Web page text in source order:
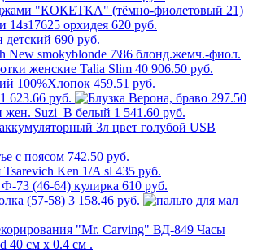
620 руб.
690 руб.
906.50 руб.
459.51 руб.
1 623.66 руб.
297.50
1 541.60 руб.
742.50 руб.
435 руб.
610 руб.
3 158.46 руб.